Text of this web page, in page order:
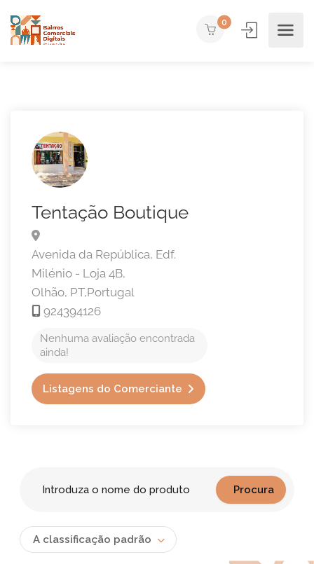
0
Tentação Boutique
Avenida da República, Edf.
Milénio - Loja 4B,
Olhão, PT,Portugal
924394126
Nenhuma avaliação encontrada
ainda!
Listagens do Comerciante
A classificação padrão